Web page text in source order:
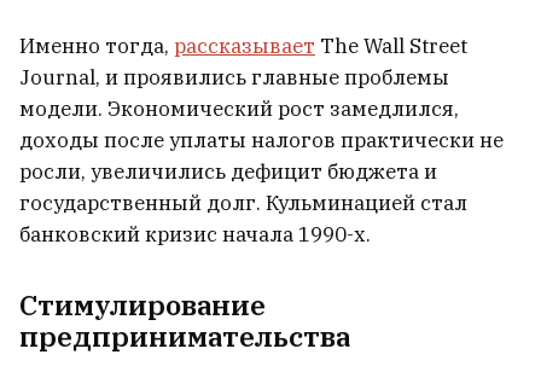
Именно тогда, рассказывает The Wall Street
Journal, и проявились главные проблемы
модели. Экономический рост замедлился,
доходы после уплаты налогов практически не
росли, увеличились дефицит бюджета и
государственный долг. Кульминацией стал
банковский кризис начала 1990-х.
Стимулирование
предпринимательства
Семью медведей встретили в Мядельском
районе
5
В каких жилых комплексах можно будет
купить квартиру в ипотеку под 1%?